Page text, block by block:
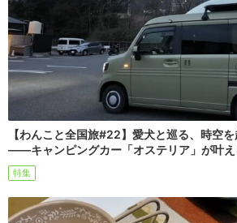
【わんこと全国旅#22】愛犬と巡る、時空
――キャンピングカー「オステリア」が叶え
特集